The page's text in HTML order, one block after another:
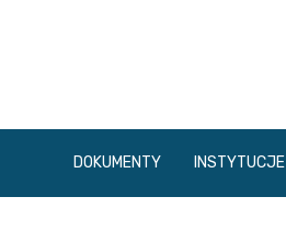
DOKUMENTY INSTYTUCJE